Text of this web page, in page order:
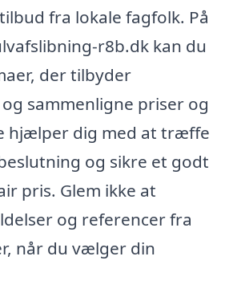
fra lokale fagfolk. På
r8b.dk kan du
der tilbyder
sammenligne priser og
hjælper dig med at træffe
og sikre et godt
pris. Glem ikke at
og referencer fra
når du vælger din